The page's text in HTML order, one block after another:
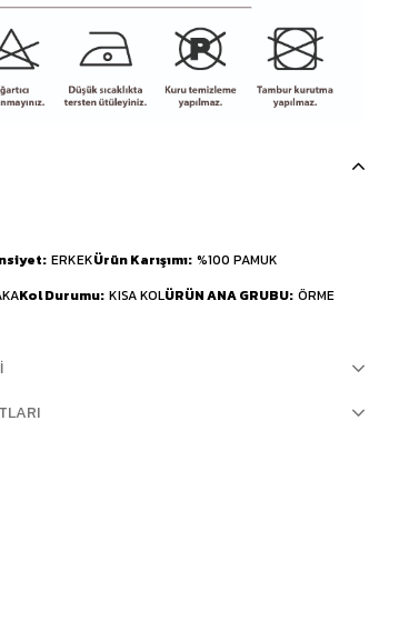
ERKEKÜrün Karışımı %100 PAMUK
Kol Durumu KISA KOLÜRÜN ANA GRUBU ÖRME